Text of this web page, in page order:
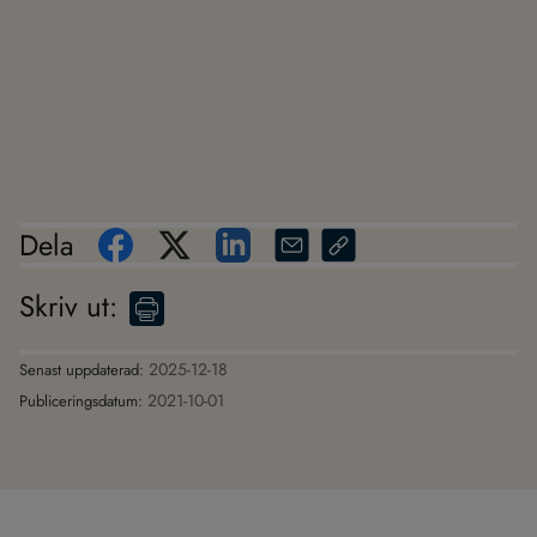
Dela
Skriv ut:
Senast uppdaterad: 2025-12-18
Publiceringsdatum: 2021-10-01